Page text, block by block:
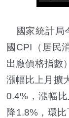
國家統計局
國CPI（居民
出廠價格指數
漲幅比上月擴
0.4%，漲幅
降1.8%，環